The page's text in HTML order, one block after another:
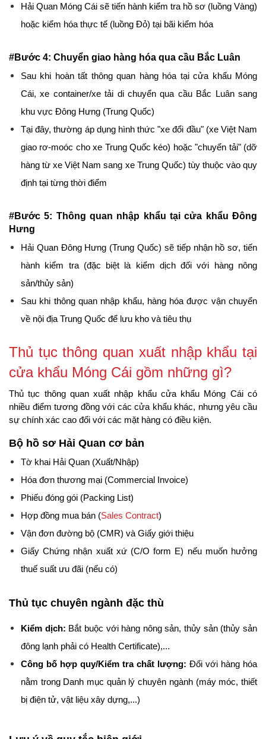
Hải Quan Móng Cái sẽ tiến hành kiểm tra hồ sơ (luồng Vàng)
hoặc kiểm hóa thực tế (luồng Đỏ) tại bãi kiểm hóa
#Bước 4: Chuyển giao hàng hóa qua cầu Bắc Luân
Sau khi hoàn tất thông quan hàng hóa tại cửa khẩu Móng
Cái, xe container/xe tải di chuyển qua cầu Bắc Luân sang
khu vực Đông Hưng (Trung Quốc)
Tại đây, thường áp dụng hình thức "xe đổi đầu" (xe Việt Nam
giao rơ-moóc cho xe Trung Quốc kéo) hoặc "chuyển tải" (dỡ
hàng từ xe Việt Nam sang xe Trung Quốc) tùy thuộc vào quy
định tại từng thời điểm
#Bước 5: Thông quan nhập khẩu tại cửa khẩu Đông
Hưng
Hải Quan Đông Hưng (Trung Quốc) sẽ tiếp nhận hồ sơ, tiến
hành kiểm tra (đặc biệt là kiểm dịch đối với hàng nông
sản/thủy sản)
Sau khi thông quan nhập khẩu, hàng hóa được vận chuyển
về nội địa Trung Quốc để lưu kho và tiêu thụ
Thủ tục thông quan xuất nhập khẩu tại
cửa khẩu Móng Cái gồm những gì?
Thủ tục thông quan xuất nhập khẩu cửa khẩu Móng Cái có
nhiều điểm tương đồng với các cửa khẩu khác, nhưng yêu cầu
sự chính xác cao đối với các mặt hàng có điều kiện.
Bộ hồ sơ Hải Quan cơ bản
Tờ khai Hải Quan (Xuất/Nhập)
Hóa đơn thương mại (Commercial Invoice)
Phiếu đóng gói (Packing List)
Hợp đồng mua bán (Sales Contract)
Vận đơn đường bộ (CMR) và Giấy giới thiệu
Giấy Chứng nhận xuất xứ (C/O form E) nếu muốn hưởng
thuế suất ưu đãi (nếu có)
Thủ tục chuyên ngành đặc thù
Kiểm dịch: Bắt buộc với hàng nông sản, thủy sản (thủy sản
đông lạnh phải có Health Certificate),...
Công bố hợp quy/Kiểm tra chất lượng: Đối với hàng hóa
nằm trong Danh mục quản lý chuyên ngành (máy móc, thiết
bị điện tử, vật liệu xây dựng,...)